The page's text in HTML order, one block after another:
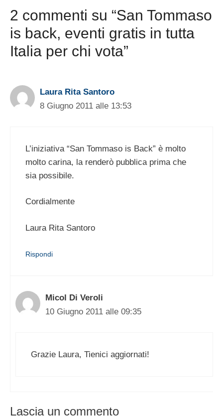
2 commenti su “San Tommaso
is back, eventi gratis in tutta
Italia per chi vota”
Laura Rita Santoro
8 Giugno 2011 alle 13:53
L’iniziativa “San Tommaso is Back” è molto
molto carina, la renderò pubblica prima che
sia possibile.
Cordialmente
Laura Rita Santoro
Rispondi
Micol Di Veroli
10 Giugno 2011 alle 09:35
Grazie Laura, Tienici aggiornati!
Lascia un commento